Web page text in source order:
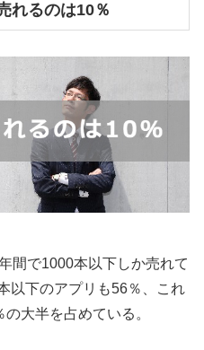
れるのは10％
間で1000本以下しか売れて
以下のアプリも56％、これ
大半を占めている。